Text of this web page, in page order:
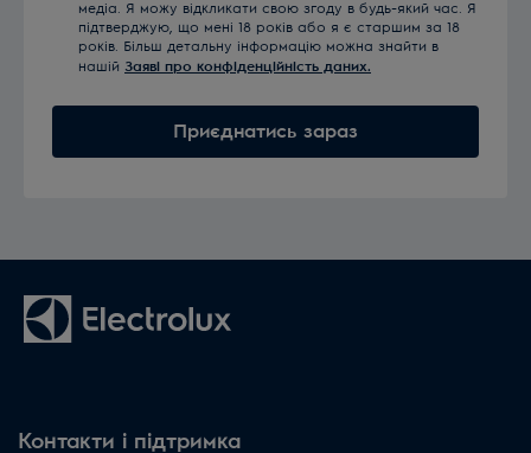
медіа. Я можу відкликати свою згоду в будь-який час. Я
підтверджую, що мені 18 років або я є старшим за 18
років. Більш детальну інформацію можна знайти в
нашій Заяві про конфіденційність даних.
Приєднатись зараз
Контакти і підтримка